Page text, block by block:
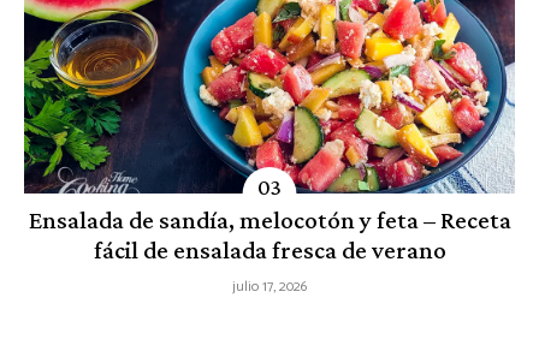
Ensalada de sandía, melocotón y feta – Receta
fácil de ensalada fresca de verano
julio 17, 2026